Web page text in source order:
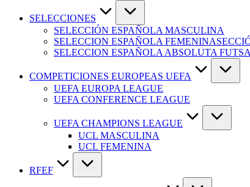
SELECCIONES
SELECCIÓN ESPAÑOLA MASCULINA
SELECCION ESPAÑOLA FEMENINA
SELECCION ESPAÑOLA ABSOLUTA
COMPETICIONES EUROPEAS UEFA
UEFA EUROPA LEAGUE
UEFA CONFERENCE LEAGUE
UEFA CHAMPIONS LEAGUE
UCL MASCULINA
UCL FEMENINA
RFEF